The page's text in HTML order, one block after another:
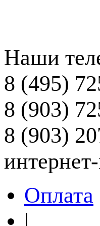
Наши
8 (495)
8 (903)
8 (903)
Оплата